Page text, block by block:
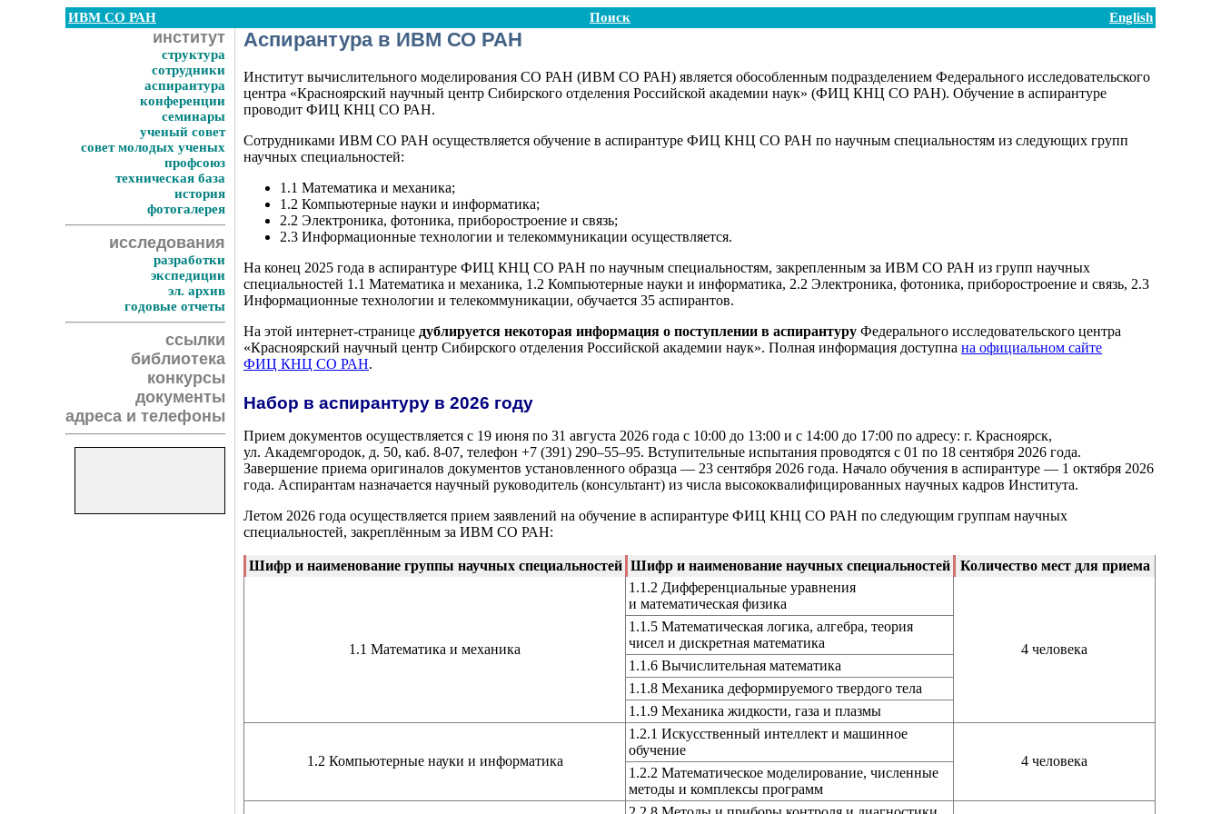
ИВМ СО РАН Поиск English
институт
структура
сотрудники
аспирантура
конференции
семинары
ученый совет
совет молодых ученых
профсоюз
техническая база
история
фотогалерея
исследования
разработки
экспедиции
эл. архив
годовые отчеты
ссылки
библиотека
конкурсы
документы
адреса и телефоны
Аспирантура в ИВМ СО РАН
Институт вычислительного моделирования СО РАН (ИВМ СО РАН) является обособленным подразделением Федерального исследовательского
центра «Красноярский научный центр Сибирского отделения Российской академии наук» (ФИЦ КНЦ СО РАН). Обучение в аспирантуре
проводит ФИЦ КНЦ СО РАН.
Сотрудниками ИВМ СО РАН осуществляется обучение в аспирантуре ФИЦ КНЦ СО РАН по научным специальностям из следующих групп
научных специальностей:
1.1 Математика и механика;
1.2 Компьютерные науки и информатика;
2.2 Электроника, фотоника, приборостроение и связь;
2.3 Информационные технологии и телекоммуникации осуществляется.
На конец 2025 года в аспирантуре ФИЦ КНЦ СО РАН по научным специальностям, закрепленным за ИВМ СО РАН из групп научных
специальностей 1.1 Математика и механика, 1.2 Компьютерные науки и информатика, 2.2 Электроника, фотоника, приборостроение и связь, 2.3
Информационные технологии и телекоммуникации, обучается 35 аспирантов.
На этой интернет-странице дублируется некоторая информация о поступлении в аспирантуру Федерального исследовательского центра
«Красноярский научный центр Сибирского отделения Российской академии наук». Полная информация доступна на официальном сайте
ФИЦ КНЦ СО РАН.
Набор в аспирантуру в 2026 году
Прием документов осуществляется с 19 июня по 31 августа 2026 года с 10:00 до 13:00 и с 14:00 до 17:00 по адресу: г. Красноярск,
ул. Академгородок, д. 50, каб. 8-07, телефон +7 (391) 290–55–95. Вступительные испытания проводятся с 01 по 18 сентября 2026 года.
Завершение приема оригиналов документов установленного образца — 23 сентября 2026 года. Начало обучения в аспирантуре — 1 октября 2026
года. Аспирантам назначается научный руководитель (консультант) из числа высококвалифицированных научных кадров Института.
Летом 2026 года осуществляется прием заявлений на обучение в аспирантуре ФИЦ КНЦ СО РАН по следующим группам научных
специальностей, закреплённым за ИВМ СО РАН:
Шифр и наименование группы научных специальностей Шифр и наименование научных специальностей Количество мест для приема
1.1 Математика и механика
1.1.2 Дифференциальные уравнения
и математическая физика
4 человека
1.1.5 Математическая логика, алгебра, теория
чисел и дискретная математика
1.1.6 Вычислительная математика
1.1.8 Механика деформируемого твердого тела
1.1.9 Механика жидкости, газа и плазмы
1.2 Компьютерные науки и информатика
1.2.1 Искусственный интеллект и машинное
обучение
4 человека
1.2.2 Математическое моделирование, численные
методы и комплексы программ